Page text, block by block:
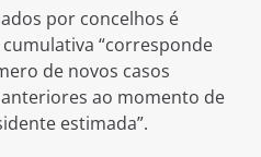
por concelhos é
“corresponde
de novos casos
ao momento de
estimada”.